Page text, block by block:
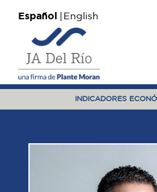
Español English
INDICADORES